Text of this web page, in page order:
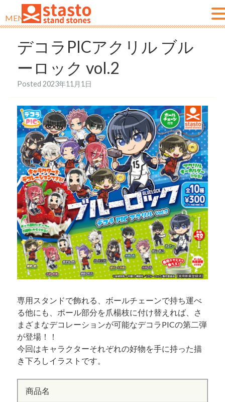
デコラPICアクリル ブル
ーロック vol.2
Posted 2023年11月1日
専用スタンドで飾れる、ボールチェーンで持ち運べ
る他にも、ポール部分を爪楊枝に付け替えれば、さ
まざまなデコレーションが可能なデコラPICの第二弾
が登場！！
今回はキャラクターそれぞれの好物を手に持った描
き下ろしイラストです。
商品名
MENU